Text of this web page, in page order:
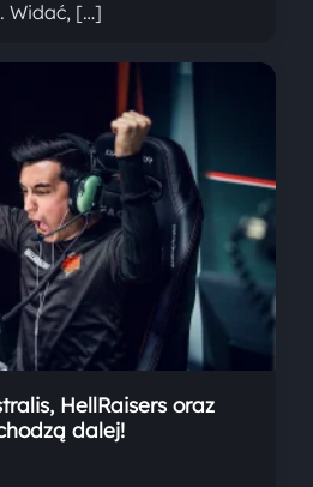
Widać, […]
HellRaisers oraz
dalej!